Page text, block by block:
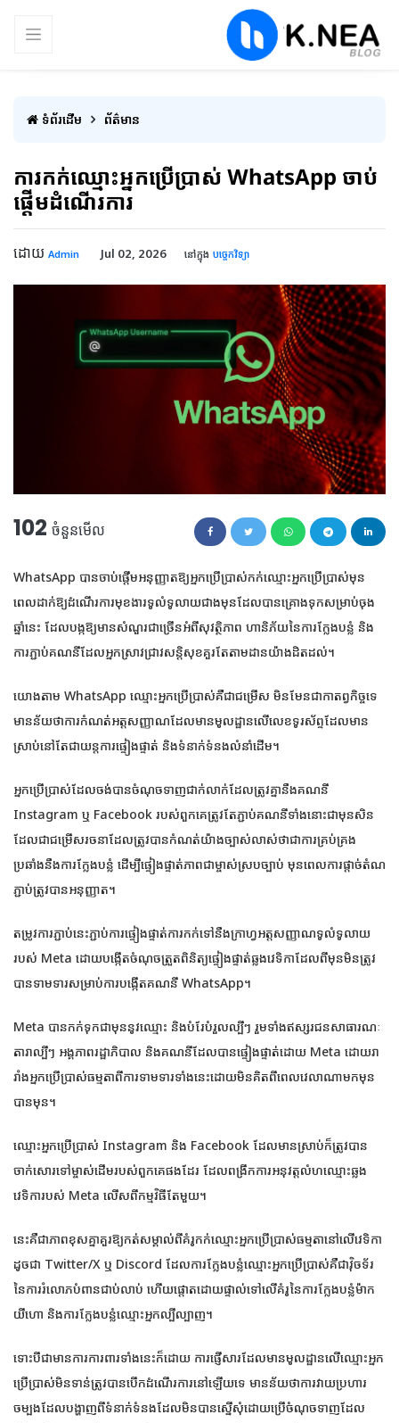
ទំព័រដើម ព័ត៌មាន
ការកក់ឈ្មោះអ្នកប្រើប្រាស់ WhatsApp ចាប់
ផ្តើមដំណើរការ
ដោយ Admin Jul 02, 2026 នៅក្នុង បច្ចេកវិទ្យា
102 ចំនួនមើល
WhatsApp បានចាប់ផ្តើមអនុញ្ញាតឱ្យអ្នកប្រើប្រាស់កក់ឈ្មោះអ្នកប្រើប្រាស់មុន
ពេលដាក់ឱ្យដំណើរការមុខងារទូលំទូលាយជាងមុនដែលបានគ្រោងទុកសម្រាប់ចុង
ឆ្នាំនេះ ដែលបង្កឱ្យមានសំណួរជាច្រើនអំពីសុវត្ថិភាព ហានិភ័យនៃការក្លែងបន្លំ និង
ការភ្ជាប់គណនីដែលអ្នកស្រាវជ្រាវសន្តិសុខគួរតែតាមដានយ៉ាងដិតដល់។
យោងតាម ​​WhatsApp ឈ្មោះអ្នកប្រើប្រាស់គឺជាជម្រើស មិនមែនជាកាតព្វកិច្ចទេ
មានន័យថាការកំណត់អត្តសញ្ញាណដែលមានមូលដ្ឋានលើលេខទូរស័ព្ទដែលមាន
ស្រាប់នៅតែជាយន្តការផ្ទៀងផ្ទាត់ និងទំនាក់ទំនងលំនាំដើម។
អ្នកប្រើប្រាស់ដែលចង់បានចំណុចទាញជាក់លាក់ដែលត្រូវគ្នានឹងគណនី
Instagram ឬ Facebook របស់ពួកគេត្រូវតែភ្ជាប់គណនីទាំងនោះជាមុនសិន
ដែលជាជម្រើសរចនាដែលត្រូវបានកំណត់យ៉ាងច្បាស់លាស់ថាជាការគ្រប់គ្រង
ប្រឆាំងនឹងការក្លែងបន្លំ ដើម្បីផ្ទៀងផ្ទាត់ភាពជាម្ចាស់ស្របច្បាប់ មុនពេលការផ្តាច់តំណ
ភ្ជាប់ត្រូវបានអនុញ្ញាត។
តម្រូវការភ្ជាប់នេះភ្ជាប់ការផ្ទៀងផ្ទាត់ការកក់ទៅនឹងក្រាហ្វអត្តសញ្ញាណទូលំទូលាយ
របស់ Meta ដោយបង្កើតចំណុចត្រួតពិនិត្យផ្ទៀងផ្ទាត់ឆ្លងវេទិកាដែលពីមុនមិនត្រូវ
បានទាមទារសម្រាប់ការបង្កើតគណនី WhatsApp។
Meta បានកក់ទុកជាមុននូវឈ្មោះ និងបំរែបំរួលល្បីៗ រួមទាំងឥស្សរជនសាធារណៈ
តារាល្បីៗ អង្គភាពរដ្ឋាភិបាល និងគណនីដែលបានផ្ទៀងផ្ទាត់ដោយ Meta ដោយរា
រាំងអ្នកប្រើប្រាស់ធម្មតាពីការទាមទារទាំងនេះដោយមិនគិតពីពេលវេលាណាមកមុន
បានមុន។
ឈ្មោះអ្នកប្រើប្រាស់ Instagram និង Facebook ដែលមានស្រាប់ក៏ត្រូវបាន
ចាក់សោរទៅម្ចាស់ដើមរបស់ពួកគេផងដែរ ដែលពង្រីកការអនុវត្តលំហឈ្មោះឆ្លង
វេទិការបស់ Meta លើសពីកម្មវិធីតែមួយ។
នេះគឺជាភាពខុសគ្នាគួរឱ្យកត់សម្គាល់ពីគំរូកក់ឈ្មោះអ្នកប្រើប្រាស់ធម្មតានៅលើវេទិកា
ដូចជា Twitter/X ឬ Discord ដែលការក្លែងបន្លំឈ្មោះអ្នកប្រើប្រាស់គឺជាវ៉ិចទ័រ
នៃការរំលោភបំពានជាប់លាប់ ហើយផ្តោតដោយផ្ទាល់ទៅលើគំរូនៃការក្លែងបន្លំម៉ាក
យីហោ និងការក្លែងបន្លំឈ្មោះអ្នកល្បីល្បាញ។
ទោះបីជាមានការការពារទាំងនេះក៏ដោយ ការផ្ញើសារដែលមានមូលដ្ឋានលើឈ្មោះអ្នក
ប្រើប្រាស់មិនទាន់ត្រូវបានបើកដំណើរការនៅឡើយទេ មានន័យថាការវាយប្រហារ
ចម្បងដែលបង្ហាញពីទំនាក់ទំនងដែលមិនបានស្នើសុំដោយប្រើចំណុចទាញដែល